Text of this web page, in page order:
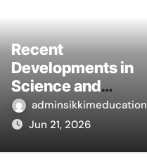
Recent
Developments in
Science and
International
Research
adminsikkimeducation
Jun 21, 2026